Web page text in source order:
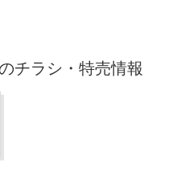
チラシ・特売情報